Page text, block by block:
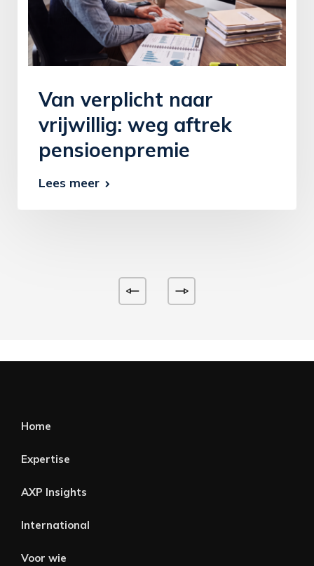
Van verplicht naar
vrijwillig: weg aftrek
pensioenpremie
Lees meer
Home
Expertise
AXP Insights
International
Voor wie